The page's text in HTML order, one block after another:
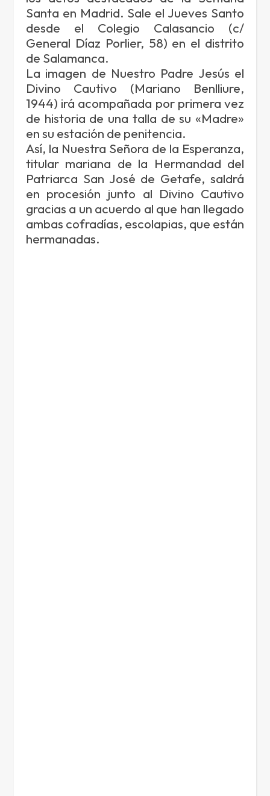
Santa en Madrid. Sale el Jueves Santo
desde el Colegio Calasancio (c/
General Díaz Porlier, 58) en el distrito
de Salamanca.
La imagen de Nuestro Padre Jesús el
Divino Cautivo (Mariano Benlliure,
1944) irá acompañada por primera vez
de historia de una talla de su «Madre»
en su estación de penitencia.
Así, la Nuestra Señora de la Esperanza,
titular mariana de la Hermandad del
Patriarca San José de Getafe, saldrá
en procesión junto al Divino Cautivo
gracias a un acuerdo al que han llegado
ambas cofradías, escolapias, que están
hermanadas.